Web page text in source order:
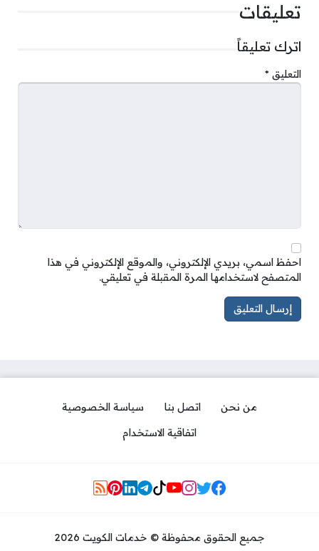
تعليقات
اترك تعليقاً
التعليق *
احفظ اسمي، بريدي الإلكتروني، والموقع الإلكتروني في هذا
المتصفح لاستخدامها المرة المقبلة في تعليقي.
من نحن اتصل بنا
سياسة الخصوصية
اتفاقية الاستخدام
Social Links
جميع الحقوق محفوظة © خدمات الكويت 2026